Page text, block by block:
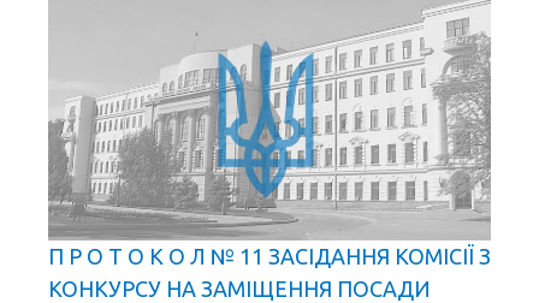
П Р О Т О К О Л № 11 ЗАСІДАННЯ КОМІСІЇ З
КОНКУРСУ НА ЗАМІЩЕННЯ ПОСАДИ